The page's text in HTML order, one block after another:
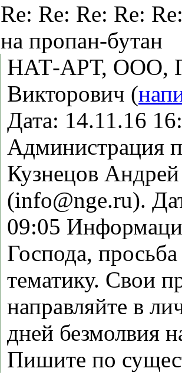
Re: Re: Re: Re:
на пропан-бутан
НАТ-АРТ, ООО,
Викторович (
Дата: 14.11.16
Администрация
Кузнецов
(info@nge.ru).
09:05
Господа, просьба
тематику. Свои
направляйте в
дней безмолвия
Пишите по